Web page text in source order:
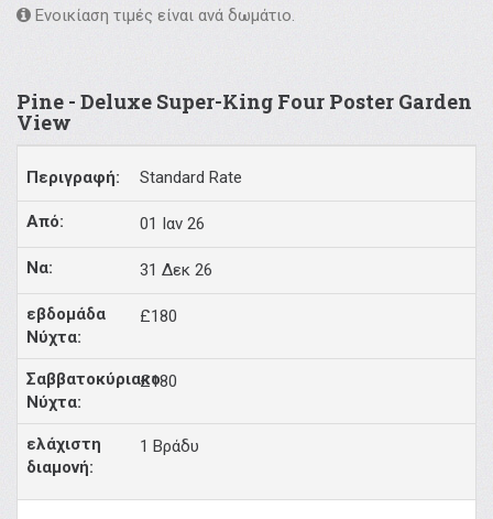
Ενοικίαση τιμές είναι ανά δωμάτιο.
Pine - Deluxe Super-King Four Poster Garden
View
Standard Rate
01 Ιαν 26
31 Δεκ 26
£180
£180
1 Βράδυ